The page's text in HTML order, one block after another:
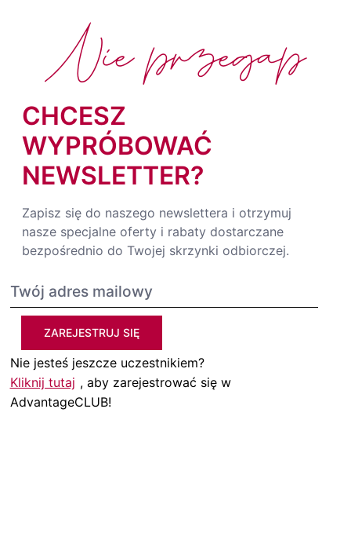
CHCESZ
WYPRÓBOWAĆ
NEWSLETTER?
Zapisz się do naszego newslettera i otrzymuj
nasze specjalne oferty i rabaty dostarczane
bezpośrednio do Twojej skrzynki odbiorczej.
ZAREJESTRUJ SIĘ
Nie jesteś jeszcze uczestnikiem?
Kliknij tutaj , aby zarejestrować się w
AdvantageCLUB!
Nie przegap